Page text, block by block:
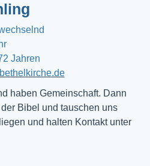
Jahren
haben Gemeinschaft. Dann
Bibel und tauschen uns
und halten Kontakt unter